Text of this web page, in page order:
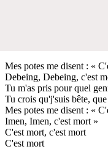
Mes potes me disent : «
Debeing, Debeing, c'est
Tu m'as pris pour quel
Tu crois qu'j'suis bête,
Mes potes me disent : «
Imen, Imen, c'est mort »
C'est mort, c'est mort
C'est mort